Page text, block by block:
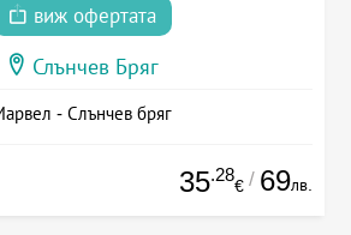
виж офертата
Слънчев Бряг
- Слънчев бряг
35.28
€ / 69лв.